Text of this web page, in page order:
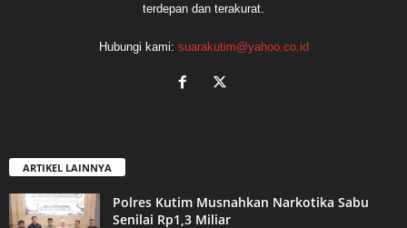
terdepan dan terakurat.
Hubungi kami: suarakutim@yahoo.co.id
ARTIKEL LAINNYA
Polres Kutim Musnahkan Narkotika Sabu
Senilai Rp1,3 Miliar